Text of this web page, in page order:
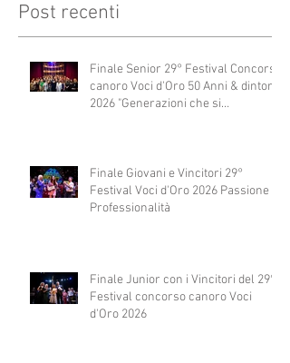
Post recenti
Finale Senior 29° Festival Concorso
canoro Voci d'Oro 50 Anni & dintorni
2026 "Generazioni che si
Finale Giovani e Vincitori 29°
Festival Voci d'Oro 2026 Passione e
Professionalità
Finale Junior con i Vincitori del 29°
Festival concorso canoro Voci
d'Oro 2026